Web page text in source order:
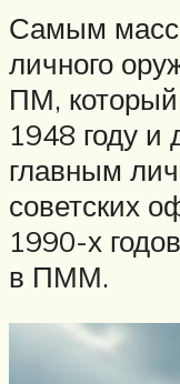
Самым
личного
ПМ,
1948 году и
главным
советских
1990-х
в ПММ.